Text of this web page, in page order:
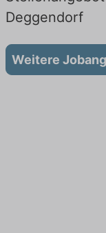
Deggendorf
Weitere